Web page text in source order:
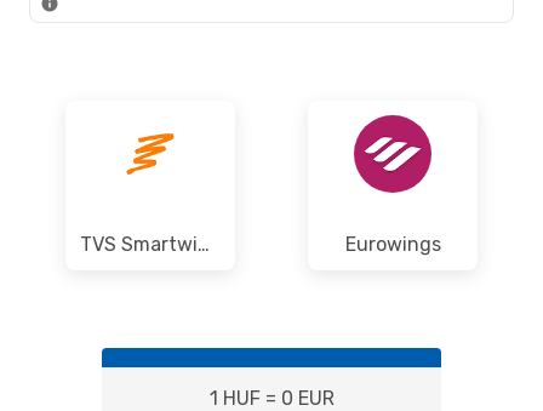
TVS Smartwings Eurowings
1 HUF = 0 EUR